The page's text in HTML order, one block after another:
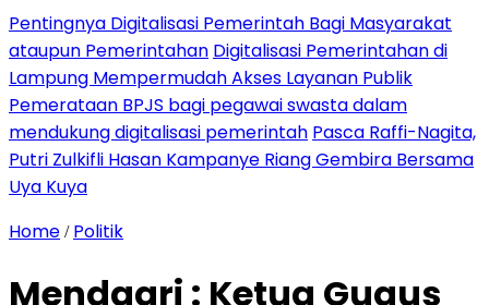
Pentingnya Digitalisasi Pemerintah Bagi Masyarakat
ataupun Pemerintahan Digitalisasi Pemerintahan di
Lampung Mempermudah Akses Layanan Publik
Pemerataan BPJS bagi pegawai swasta dalam
mendukung digitalisasi pemerintah Pasca Raffi-Nagita,
Putri Zulkifli Hasan Kampanye Riang Gembira Bersama
Uya Kuya
Home / Politik
Mendagri : Ketua Gugus